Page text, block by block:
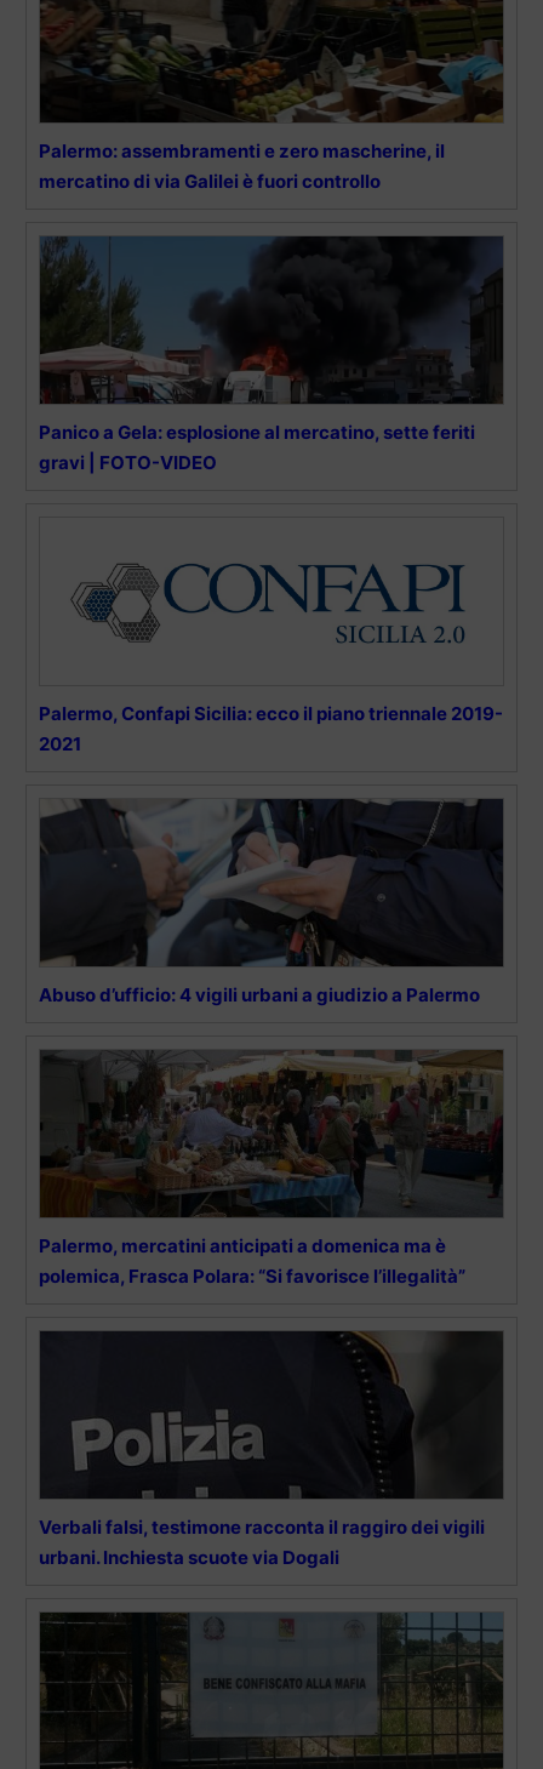
Palermo: assembramenti e zero mascherine, il
mercatino di via Galilei è fuori controllo
Panico a Gela: esplosione al mercatino, sette feriti
gravi | FOTO-VIDEO
Palermo, Confapi Sicilia: ecco il piano triennale 2019-
2021
Abuso d’ufficio: 4 vigili urbani a giudizio a Palermo
Palermo, mercatini anticipati a domenica ma è
polemica, Frasca Polara: “Si favorisce l’illegalità”
Verbali falsi, testimone racconta il raggiro dei vigili
urbani. Inchiesta scuote via Dogali